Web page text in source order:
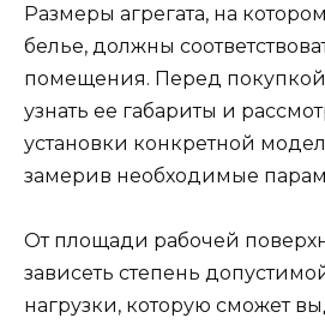
Размеры агрегата, на
белье, должны
помещения. Перед
узнать ее габариты и
установки конкретной
замерив необходимые
От площади рабочей
зависеть степень
нагрузки, которую сможет